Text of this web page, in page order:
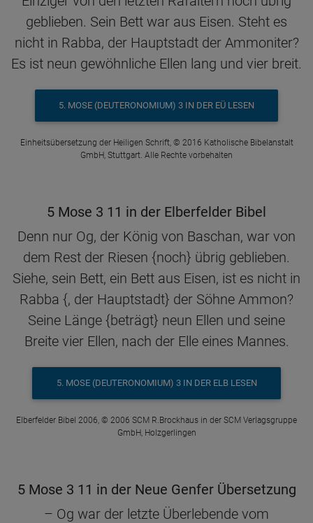
geblieben. Sein Bett war aus Eisen. Steht es
nicht in Rabba, der Hauptstadt der Ammoniter?
Es ist neun gewöhnliche Ellen lang und vier breit.
5. MOSE (DEUTERONOMIUM) 3 IN DER EÜ LESEN
Einheitsübersetzung der Heiligen Schrift, © 2016 Katholische Bibelanstalt
GmbH, Stuttgart. Alle Rechte vorbehalten
5 Mose 3 11 in der Elberfelder Bibel
Denn nur Og, der König von Baschan, war von
dem Rest der Riesen {noch} übrig geblieben.
Siehe, sein Bett, ein Bett aus Eisen, ist es nicht in
Rabba {, der Hauptstadt} der Söhne Ammon?
Seine Länge {beträgt} neun Ellen und seine
Breite vier Ellen, nach der Elle eines Mannes.
5. MOSE (DEUTERONOMIUM) 3 IN DER ELB LESEN
Elberfelder Bibel 2006, © 2006 SCM R.Brockhaus in der SCM Verlagsgruppe
GmbH, Holzgerlingen
5 Mose 3 11 in der Neue Genfer Übersetzung
– Og war der letzte Überlebende vom